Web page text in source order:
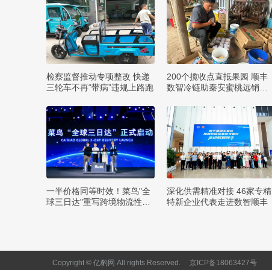
检察监督推动专项整改 快递
三轮车不再“带病”违规上路跑
200个揽收点直抵果园 顺丰
数智冷链助秦安蜜桃远销四
一半价格同等时效！菜鸟"全
球三日达"重写跨境物流性价
深化供需精准对接 46家专精
特新企业代表走进数智顺丰
Copyright © 亿豹网 All rights Reserved. 京ICP备18063427号